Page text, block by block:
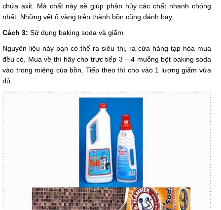
chứa axit. Mà chất này sẽ giúp phân hủy các chất nhanh chóng
nhất. Những vết ố vàng trên thành bồn cũng đánh bay
Cách 3: Sử dụng baking soda và giấm
Nguyên liệu này bạn có thể ra siêu thị, ra cửa hàng tạp hóa mua
đều có. Mua về thì hãy cho trực tiếp 3 – 4 muỗng bột baking soda
vào trong miệng của bồn. Tiếp theo thì cho vào 1 lượng giấm vừa
đủ